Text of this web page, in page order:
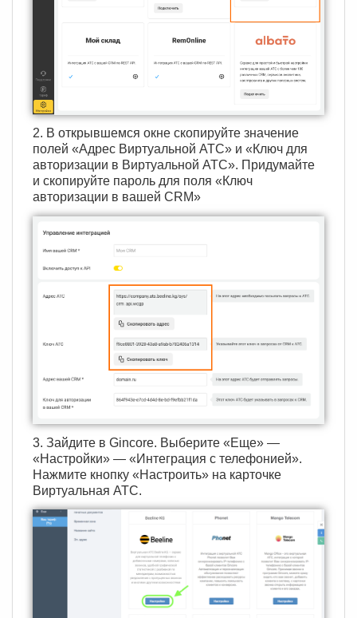
2. В открывшемся окне скопируйте значение
полей «Адрес Виртуальной АТС» и «Ключ для
авторизации в Виртуальной АТС». Придумайте
и скопируйте пароль для поля «Ключ
авторизации в вашей CRM»
3. Зайдите в Gincore. Выберите «Еще» —
«Настройки» — «Интеграция с телефонией».
Нажмите кнопку «Настроить» на карточке
Виртуальная АТС.